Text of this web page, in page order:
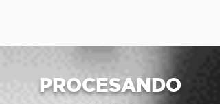
PROCESANDO